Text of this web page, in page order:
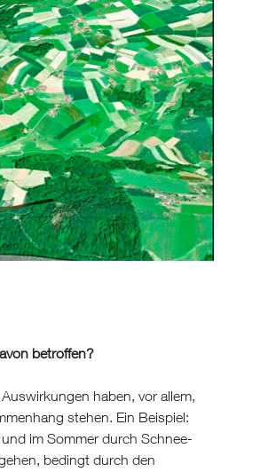
betroffen?
haben, vor allem,
stehen. Ein Beispiel:
im Sommer durch Schnee-
bedingt durch den